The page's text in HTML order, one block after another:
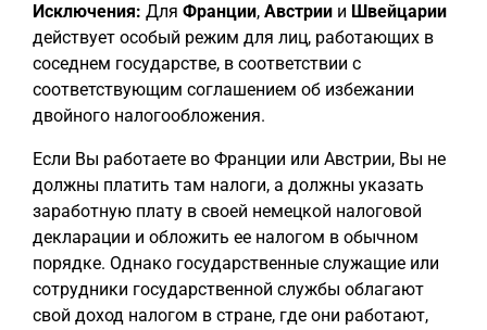
Исключения: Для Франции, Австрии и Швейцарии
действует особый режим для лиц, работающих в
соседнем государстве, в соответствии с
соответствующим соглашением об избежании
двойного налогообложения.
Если Вы работаете во Франции или Австрии, Вы не
должны платить там налоги, а должны указать
заработную плату в своей немецкой налоговой
декларации и обложить ее налогом в обычном
порядке. Однако государственные служащие или
сотрудники государственной службы облагают
свой доход налогом в стране, где они работают,